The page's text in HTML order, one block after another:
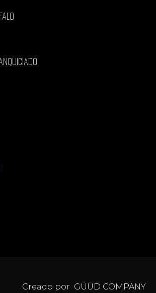
Creado por GÜÜD COMPANY